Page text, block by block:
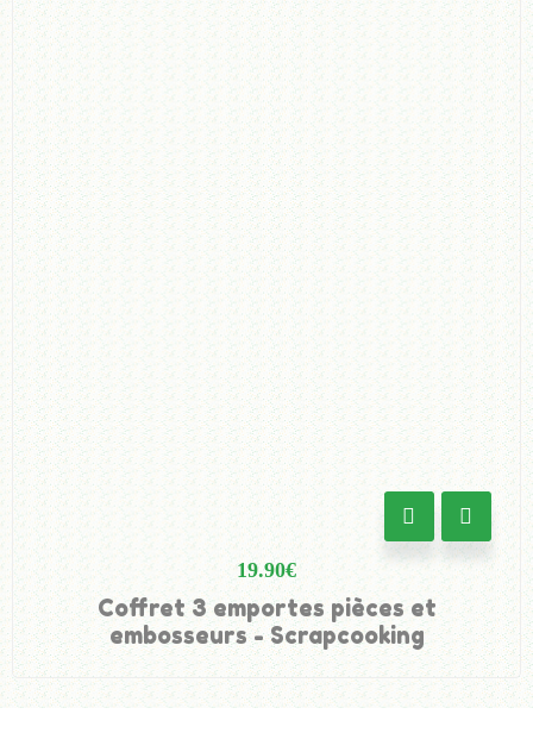
19.90€
Coffret 3 emportes pièces et
embosseurs - Scrapcooking